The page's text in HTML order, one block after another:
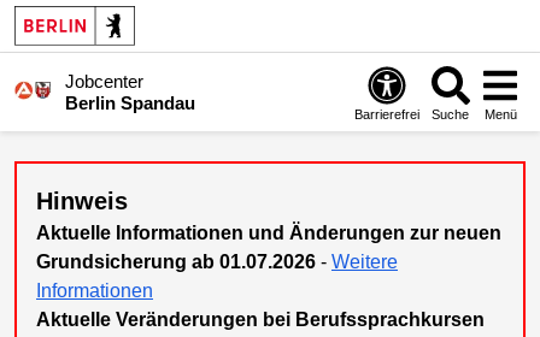
Jobcenter
Berlin Spandau
Barrierefrei Suche Menü
Hinweis
Aktuelle Informationen und Änderungen zur neuen
Grundsicherung ab 01.07.2026 - Weitere
Informationen
Aktuelle Veränderungen bei Berufssprachkursen